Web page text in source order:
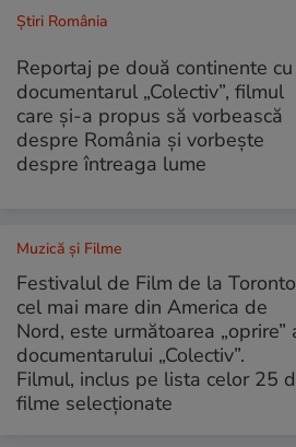
Știri România
Reportaj pe două continente cu
documentarul „Colectiv”, filmul
care și-a propus să vorbească
despre România și vorbește
despre întreaga lume
Muzică și Filme
Festivalul de Film de la
cel mai mare din America de
Nord, este următoarea „oprire”
documentarului „Colectiv”.
Filmul, inclus pe lista celor 25
filme selecționate